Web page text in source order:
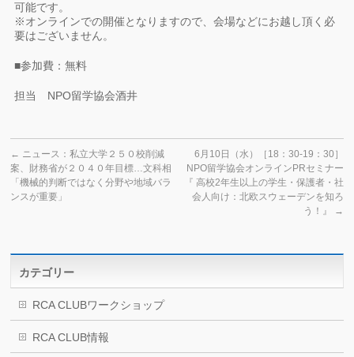
可能です。
※オンラインでの開催となりますので、会場などにお越し頂く必
要はございません。
■参加費：無料
担当 NPO留学協会酒井
← ニュース：私立大学２５０校削減
案、財務省が２０４０年目標…文科相
「機械的判断ではなく分野や地域バラ
ンスが重要」
6月10日（水）［18：30-19：30］
NPO留学協会オンラインPRセミナー
『 高校2年生以上の学生・保護者・社
会人向け：北欧スウェーデンを知ろ
う！』
→
カテゴリー
RCA CLUBワークショップ
RCA CLUB情報